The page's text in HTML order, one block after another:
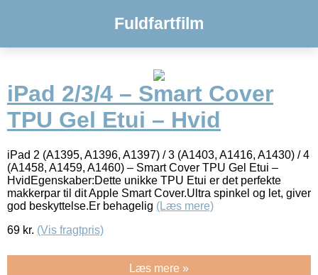
Fuldfartfilm
iPad 2/3/4 – Smart Cover
TPU Gel Etui – Hvid
iPad 2 (A1395, A1396, A1397) / 3 (A1403, A1416, A1430) / 4
(A1458, A1459, A1460) – Smart Cover TPU Gel Etui –
HvidEgenskaber:Dette unikke TPU Etui er det perfekte
makkerpar til dit Apple Smart Cover.Ultra spinkel og let, giver
god beskyttelse.Er behagelig (Læs mere)
69 kr. (Vis fragtpris)
Læs mere »